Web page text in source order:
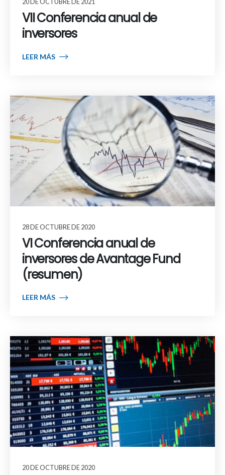
VII Conferencia anual de
inversores
LEER MÁS
28 DE OCTUBRE DE 2020
VI Conferencia anual de
inversores de Avantage Fund
(resumen)
LEER MÁS
20 DE OCTUBRE DE 2020